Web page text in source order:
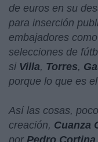
de euros en su
para inserción
embajadores
selecciones de
si Villa, Torres,
porque lo que es
Así las cosas,
creación, Cuanza
por Pedro